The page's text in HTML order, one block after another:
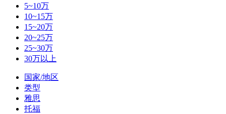
5~10万
10~15万
15~20万
20~25万
25~30万
30万以上
国家/地区
类型
雅思
托福